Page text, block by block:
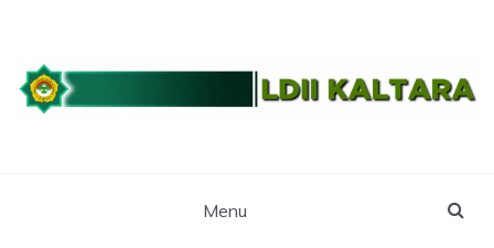
content
KALIMANTAN
Menu